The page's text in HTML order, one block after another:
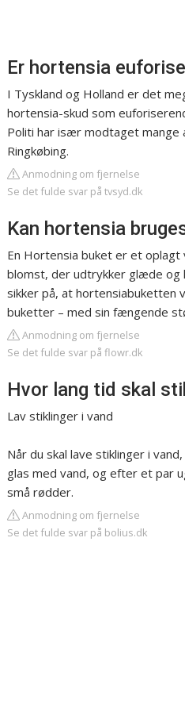
Er hortensia
I Tyskland og Holland er det
hortensia-skud som
Politi har især modtaget mange
Ringkøbing.
Anmodning om fjernelse
Se det fulde svar på tvsyd.dk
Kan hortensia
En Hortensia buket er et oplagt
blomst, der udtrykker glæde og
sikker på, at hortensiabuketten
buketter – med sin fængende
Anmodning om fjernelse
Se det fulde svar på flowr.dk
Hvor lang tid skal
Lav stiklinger i vand
Når du skal lave stiklinger i
glas med vand, og efter et par
små rødder.
Anmodning om fjernelse
Se det fulde svar på bolius.dk